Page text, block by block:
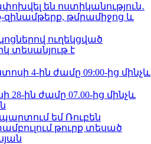
են ոստիկանություն․
զինամթերք, թմրամիջոց և
ուղեկցված
տեսանյութ է
4-ին ժամը 09:00-ից մինչև
28-ին ժամը 07.00-ից մինչև
եմ Ռուբեն
թուրք տեսած